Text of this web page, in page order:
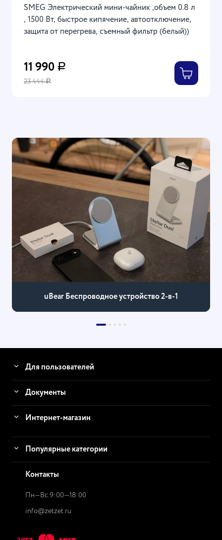
SMEG Электрический мини-чайник ,объем 0.8 л
, 1500 Вт, быстрое кипячение, автоотключение,
защита от перегрева, съемный фильтр (белый))
11 990 Р
23 444Р
uBear Беспроводное устройство 2-в-1
Для пользователей
Документы
Интернет-магазин
Популярные категории
Контакты
Пн—Вс 9:00—18:00
info@zetzet.ru